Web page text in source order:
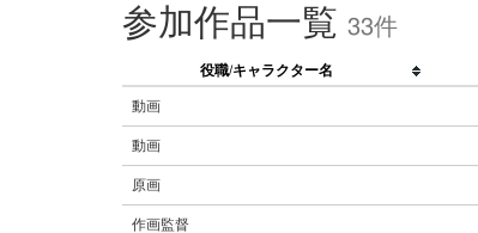
参加作品一覧 33件
役職/キャラクター名
動画
動画
原画
作画監督